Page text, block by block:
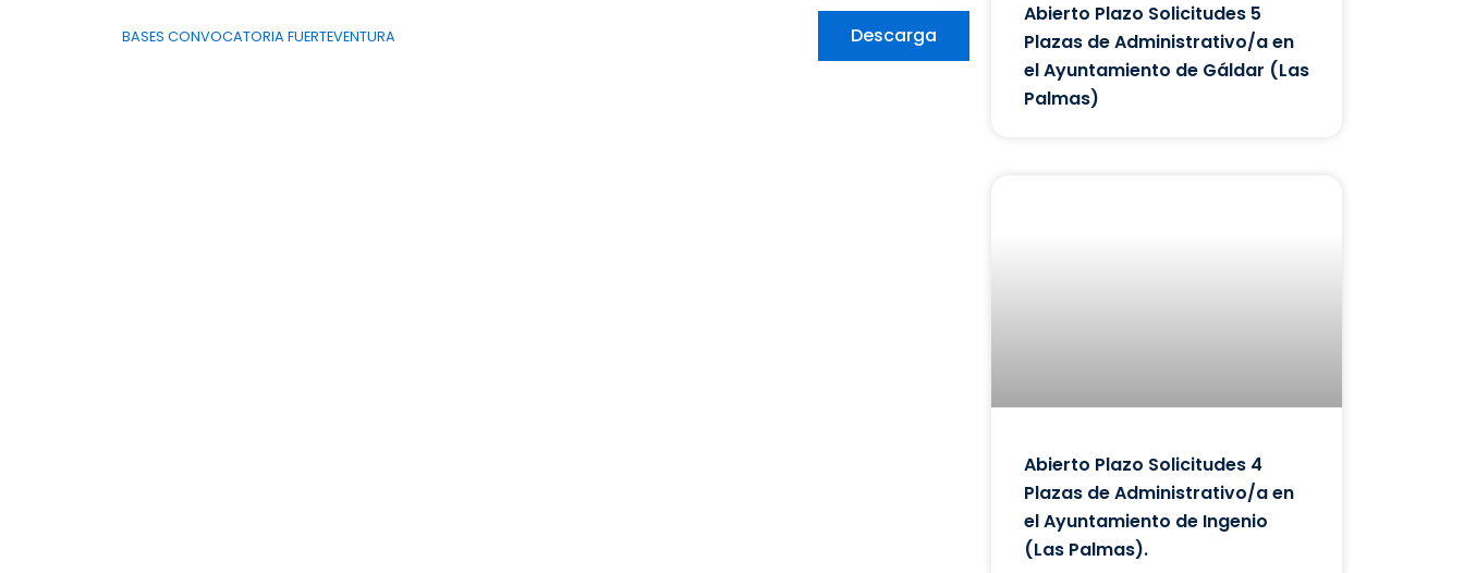
BASES CONVOCATORIA FUERTEVENTURA Descarga
Abierto Plazo Solicitudes 5
Plazas de Administrativo/a en
el Ayuntamiento de Gáldar (Las
Palmas)
Abierto Plazo Solicitudes 4
Plazas de Administrativo/a en
el Ayuntamiento de Ingenio
(Las Palmas).